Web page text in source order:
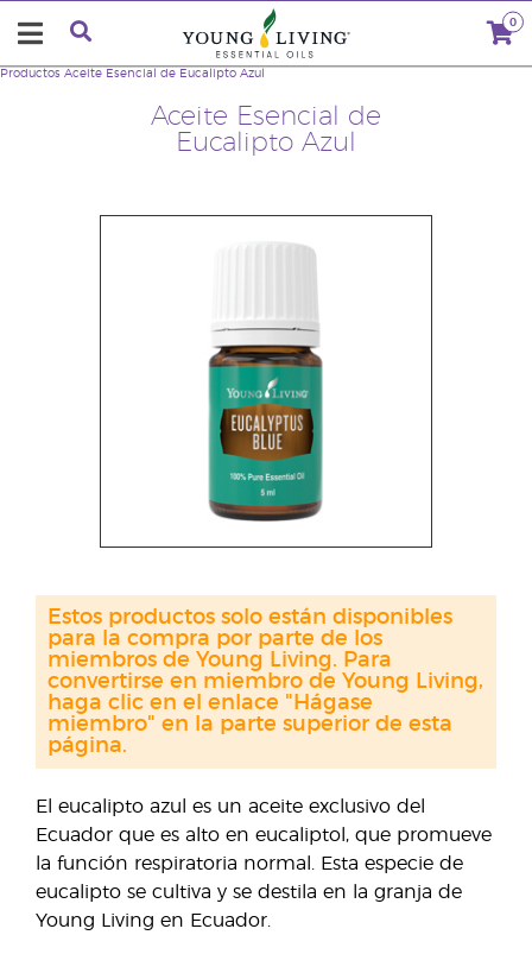
0
Aceite Esencial de
Eucalipto Azul
Productos Aceite Esencial de Eucalipto Azul
El eucalipto azul es un aceite exclusivo del
Ecuador que es alto en eucaliptol, que promueve
la función respiratoria normal. Esta especie de
eucalipto se cultiva y se destila en la granja de
Young Living en Ecuador.
Estos productos solo están disponibles
para la compra por parte de los
miembros de Young Living. Para
convertirse en miembro de Young Living,
haga clic en el enlace "Hágase
miembro" en la parte superior de esta
página.